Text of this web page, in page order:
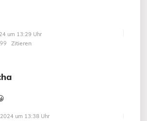
um 13:29 Uhr
Zitieren
um 13:38 Uhr